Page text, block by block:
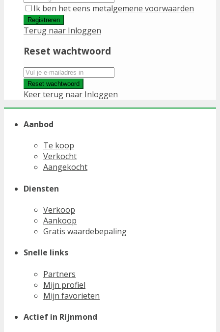
Ik ben het eens metalgemene voorwaarden
Registreren
Terug naar Inloggen
Reset wachtwoord
Reset wachtwoord
Keer terug naar Inloggen
Aanbod
Te koop
Verkocht
Aangekocht
Diensten
Verkoop
Aankoop
Gratis waardebepaling
Snelle links
Partners
Mijn profiel
Mijn favorieten
Actief in Rijnmond